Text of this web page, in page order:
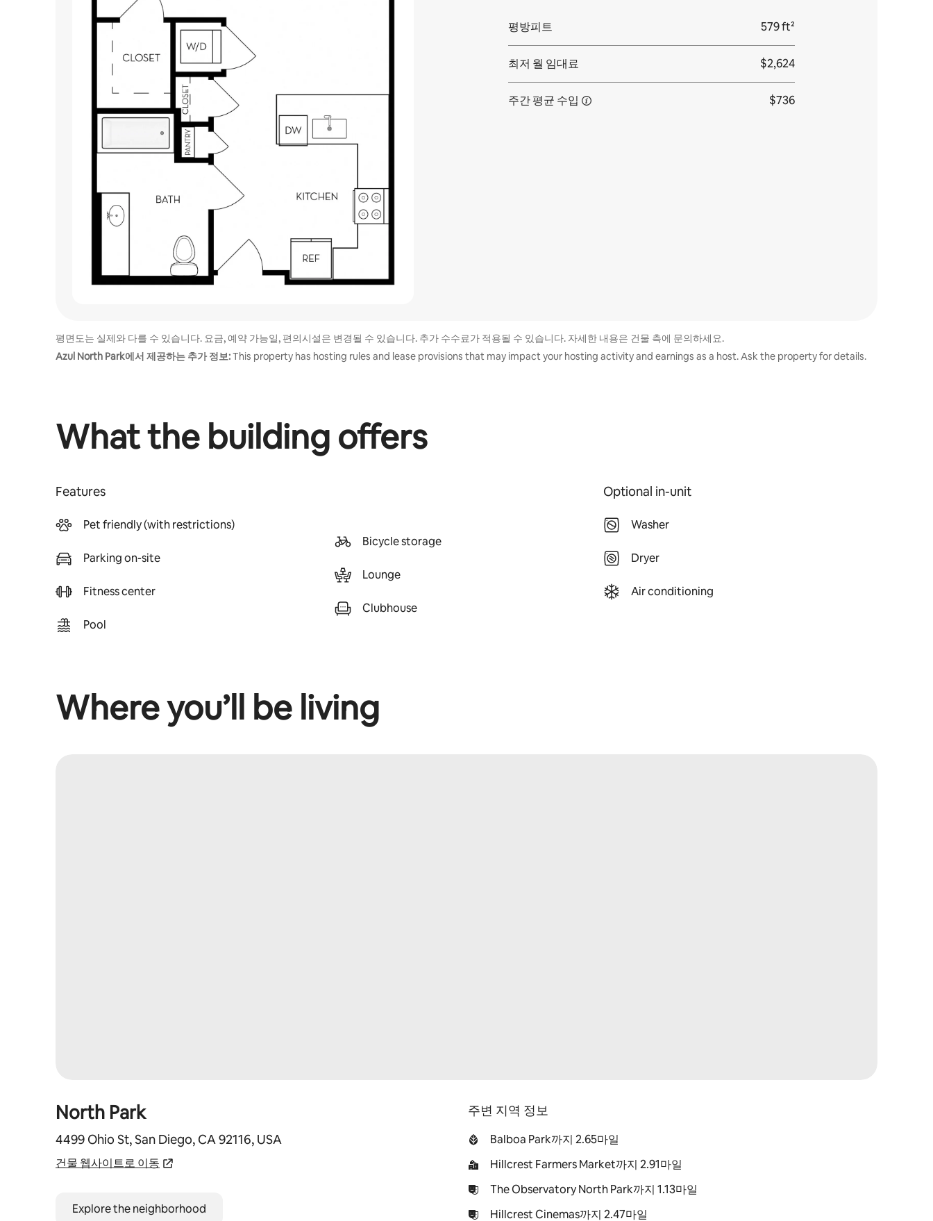
평방피트 579 ft²
최저 월 임대료 $2,624
주간 평균 수입 $736
평면도는 실제와 다를 수 있습니다. 요금, 예약 가능일, 편의시설은 변경될 수 있습니다. 추가 수수료가 적용될 수 있습니다. 자세한 내용은 건물 측에 문의하세요.
Azul North Park에서 제공하는 추가 정보:This property has hosting rules and lease provisions that may impact your hosting activity and earnings as a host. Ask the property for details.
What the building offers
Features
Pet friendly (with restrictions)
Parking on-site
Fitness center
Pool
Bicycle storage
Lounge
Clubhouse
Optional in-unit
Washer
Dryer
Air conditioning
Where you’ll be living
North Park
4499 Ohio St, San Diego, CA 92116, USA
건물 웹사이트로 이동
Explore the neighborhood
주변 지역 정보
Balboa Park까지 2.65마일
Hillcrest Farmers Market까지 2.91마일
The Observatory North Park까지 1.13마일
Hillcrest Cinemas까지 2.47마일